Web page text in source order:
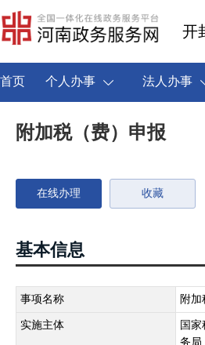
首页 个人办事 法人办事
附加税（费）申报
在线办理 收藏
基本信息
事项名称 附加
实施主体
国
务局